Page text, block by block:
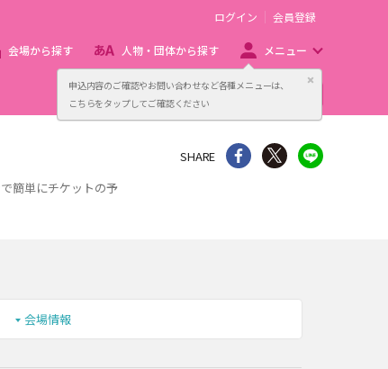
申込内容のご確認やお問い合わせなど各種メニューは、
こちらをタップしてご確認ください
閉じる
ログイン 会員登録
会場から探す 人物・団体から探す メニュー
主催者向け販売サービス
簡単にチケットの予
SHARE シェア Twitter
会場情報